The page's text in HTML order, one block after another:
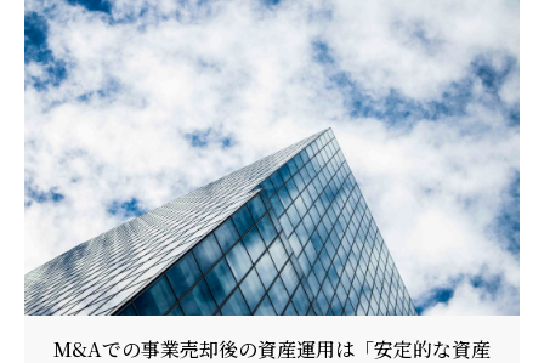
M&Aでの事業売却後の資産運用は「安定的な資産